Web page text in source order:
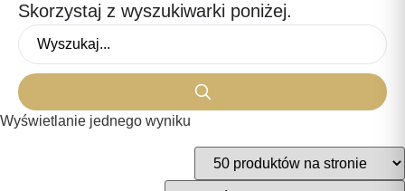
Skorzystaj z wyszukiwarki poniżej.
Wyświetlanie jednego wyniku